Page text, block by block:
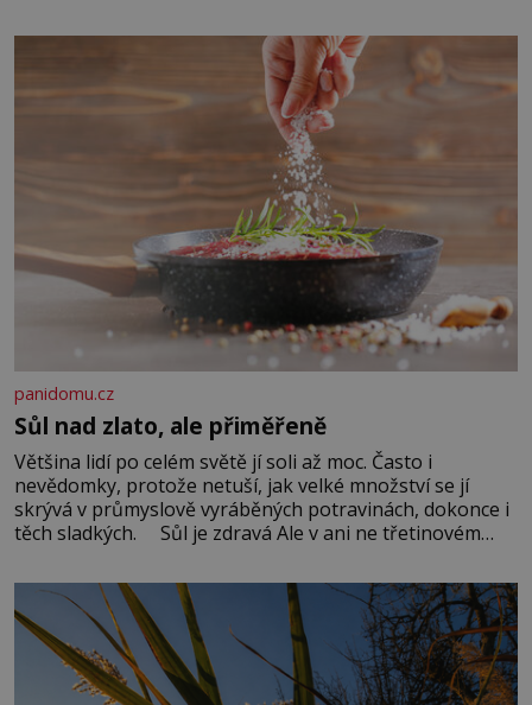
Když se ke mně doneslo, že si manžel pořídil milenku,
panidomu.cz
Sůl nad zlato, ale přiměřeně
Většina lidí po celém světě jí soli až moc. Často i
nevědomky, protože netuší, jak velké množství se jí
skrývá v průmyslově vyráběných potravinách, dokonce i
těch sladkých. Sůl je zdravá Ale v ani ne třetinovém
základní složky– sodík a chlór – jsou zásadní pro
správné hospodaření